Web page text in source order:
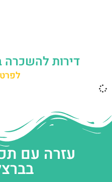
דירות להשכרה
עזרה עם